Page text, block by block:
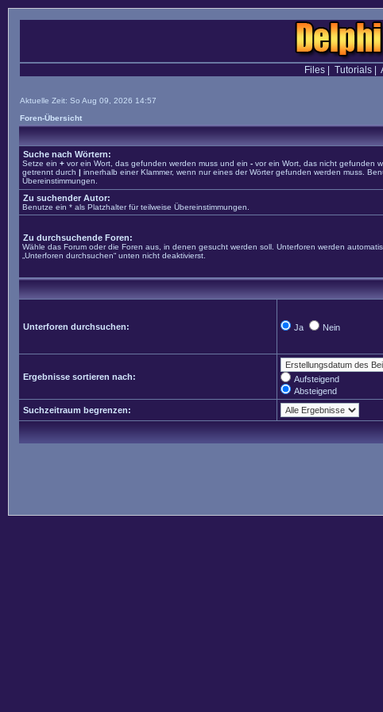
Files| Tutorials|
Aktuelle Zeit: So Aug 09, 2026 14:57
Foren-Übersicht
Suche nach Wörtern:
Setze ein + vor ein Wort, das gefunden werden muss und ein - vor ein Wort, das nicht gefunden
getrennt durch | innerhalb einer Klammer, wenn nur eines der Wörter gefunden werden muss.
Übereinstimmungen.
Zu suchender Autor:
Benutze ein * als Platzhalter für teilweise Übereinstimmungen.
Zu durchsuchende Foren:
Wähle das Forum oder die Foren aus, in denen gesucht werden soll. Unterforen werden
„Unterforen durchsuchen“ unten nicht deaktivierst.
Unterforen durchsuchen: Ja Nein
Ergebnisse sortieren nach:
Aufsteigend
Absteigend
Suchzeitraum begrenzen: